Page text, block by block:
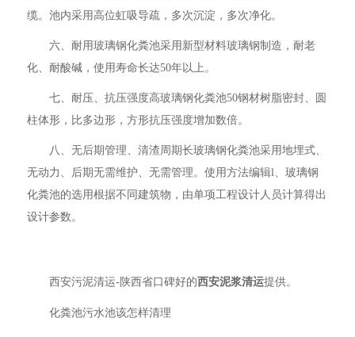
缆。池内采用高位虹吸导疏，多次沉淀，多次净化。
六、耐用玻璃钢化粪池采用新型材料玻璃钢制造，耐老
化、耐酸碱，使用寿命长达50年以上。
七、耐压、抗压强度高玻璃钢化粪池50钢材树脂密封、圆
柱体形，比多边形，方形抗压强度增加数倍。
八、无后期管理、清渣周期长玻璃钢化粪池采用地埋式、
无动力、后期无需维护、无需管理。使用方法编辑l、玻璃钢
化粪池的选用根据不同建筑物，由单项工程设计人员计算得出
设计参数。
西安污泥清运-陕西省口碑好的西安泥浆清运提供。
化粪池污水池该怎样清理